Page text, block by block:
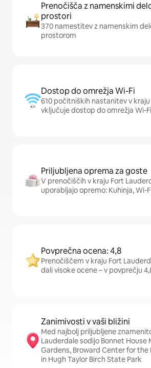
Prenočišča z namenskimi
prostori
370 namestitev z namenskim
prostorom
Dostop do omrežja Wi-Fi
610 počitniških nastanitev v
vključuje dostop do omrežja Wi-Fi
Priljubljena oprema za goste
V prenočiščih v kraju Fort
uporabljajo opremo: Kuhinja, Wi-
Povprečna ocena: 4,8
Prenočiščem v kraju Fort
dali visoke ocene – v povprečju
Zanimivosti v vaši bližini
Med najbolj priljubljene
Lauderdale sodijo Bonnet House
Gardens, Broward Center for
in Hugh Taylor Birch State Park